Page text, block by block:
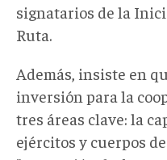
signatarios de la
Ruta.
Además, insiste en
inversión para la
tres áreas clave: la
ejércitos y cuerpos